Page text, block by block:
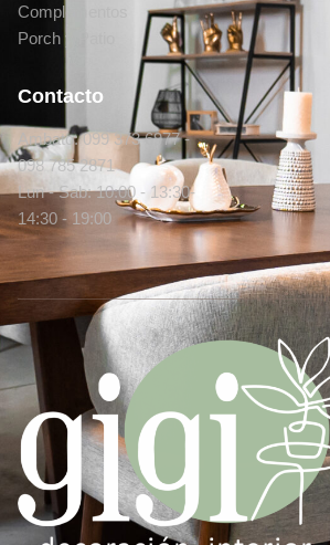
Complementos
Porch y Patio
Contacto
Ambato: 099 373 6977 -
098 785 2871
Lun - Sab: 10:00 - 13:30-
14:30 - 19:00